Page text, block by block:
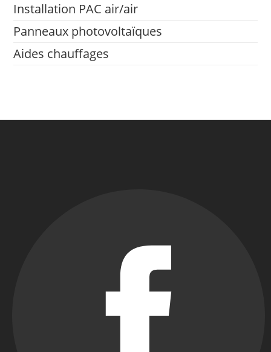
Installation PAC air/air
Panneaux photovoltaïques
Aides chauffages